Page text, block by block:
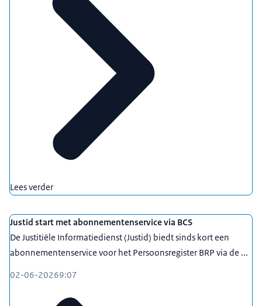
Lees verder
Justid start met abonnementenservice via BCS
De Justitiële Informatiedienst (Justid) biedt sinds kort een
abonnementenservice voor het Persoonsregister BRP via de ...
02-06-20269:07